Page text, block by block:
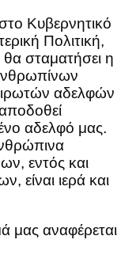
Κυβερνητικό
Πολιτική,
σταματήσει η
αδελφών
αδελφό μας.
εντός και
είναι ιερά και
μας αναφέρεται